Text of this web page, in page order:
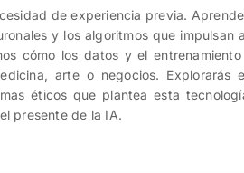
de experiencia previa.
y los algoritmos que impulsan
cómo los datos y el
arte o negocios. Explorarás
éticos que plantea esta
presente de la IA.